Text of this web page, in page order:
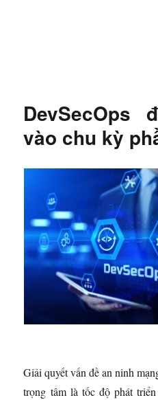
DevSecOps
vào chu kỳ
Giải quyết vấn đề an ninh
trọng tâm là tốc độ phát